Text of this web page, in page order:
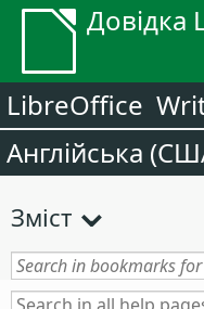
Довідка
LibreOffice
Англійська
Зміст